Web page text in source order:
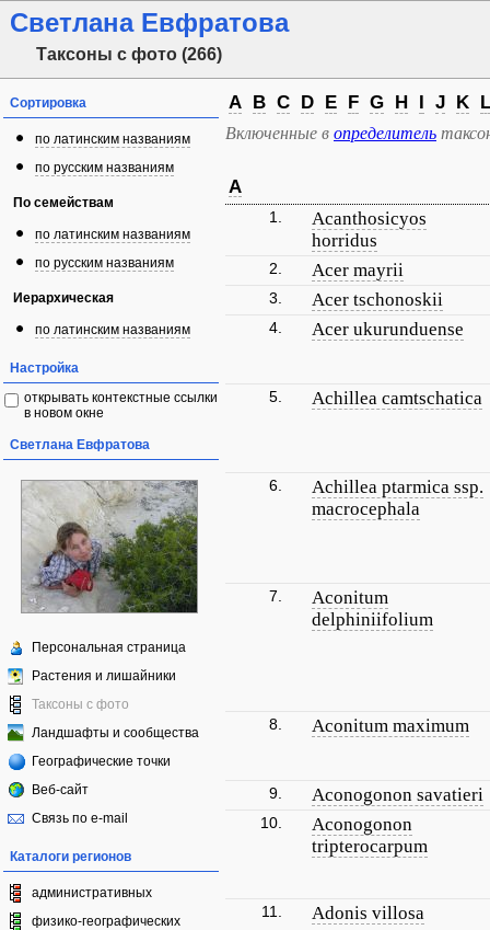
Светлана Евфратова
Таксоны с фото (266)
Сортировка
по латинским названиям
по русским названиям
По семействам
по латинским названиям
по русским названиям
Иерархическая
по латинским названиям
Настройка
открывать контекстные ссылки
в новом окне
Светлана Евфратова
Персональная страница
Растения и лишайники
Таксоны с фото
Ландшафты и сообщества
Географические точки
Веб-сайт
Связь по e-mail
Каталоги регионов
административных
физико-географических
A B C D E F G H I J K L
Включенные в определитель
A
1.
Acanthosicyos
horridus
2. Acer mayrii
3. Acer tschonoskii
4. Acer ukurunduense
5. Achillea camtschatica
6.
Achillea ptarmica ssp.
macrocephala
7.
Aconitum
delphiniifolium
8. Aconitum maximum
9. Aconogonon savatieri
10.
Aconogonon
tripterocarpum
11. Adonis villosa